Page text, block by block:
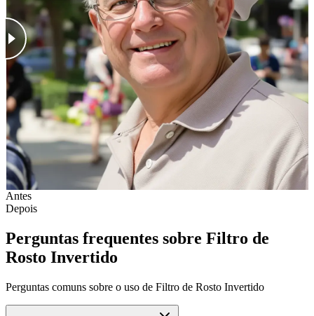
Antes
Depois
Perguntas frequentes sobre Filtro de
Rosto Invertido
Perguntas comuns sobre o uso de Filtro de Rosto Invertido